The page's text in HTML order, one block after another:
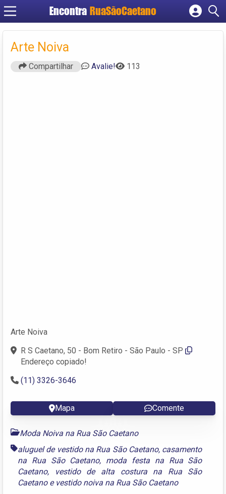
Encontra RuaSãoCaetano
Cadastrar empresa
Arte Noiva
Compartilhar Avalie! 113
Arte Noiva
R S Caetano, 50 - Bom Retiro - São Paulo - SP
Endereço copiado!
(11) 3326-3646
Mapa Comente
Moda Noiva na Rua São Caetano
aluguel de vestido na Rua São Caetano, casamento
na Rua São Caetano, moda festa na Rua São
Caetano,
vestido de alta costura na Rua São
Caetanoe vestido noiva na Rua São Caetano